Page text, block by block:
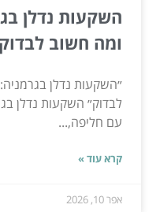
השקעות נדלן
ומה חשוב לבדוק
״השקעות נדלן
לבדוק״ השקעות נדלן
עם חליפה,...
קרא עוד »
אפר 10, 2026